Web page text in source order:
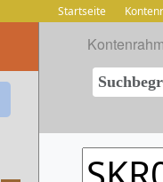
Startseite